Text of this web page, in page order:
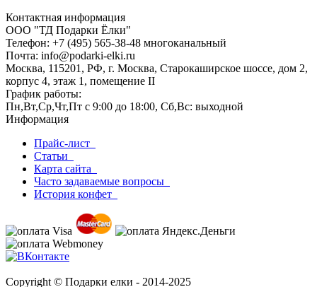
Контактная информация
ООО "ТД Подарки Ёлки"
Телефон: +7 (495) 565-38-48 многоканальный
Почта: info@podarki-elki.ru
Москва, 115201, РФ, г. Москва, Старокаширское шоссе, дом 2,
корпус 4, этаж 1, помещение II
График работы:
Пн,Вт,Ср,Чт,Пт с 9:00 до 18:00, Сб,Вс: выходной
Информация
Прайс-лист
Статьи
Карта сайта
Часто задаваемые вопросы
История конфет
Copyright © Подарки елки - 2014-2025